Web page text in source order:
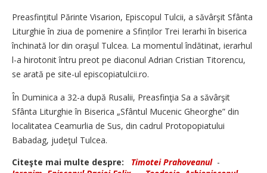
Preasfinţitul Părinte Visarion, Episcopul Tulcii, a săvârşit Sfânta
Liturghie în ziua de pomenire a Sfinților Trei Ierarhi în biserica
închinată lor din oraşul Tulcea. La momentul îndătinat, ierarhul
l-a hirotonit întru preot pe diaconul Adrian Cristian Titorencu,
se arată pe site-ul episcopiatulcii.ro.
În Duminica a 32-a după Rusalii, Preasfinţia Sa a săvârşit
Sfânta Liturghie în Biserica „Sfântul Mucenic Gheorghe” din
localitatea Ceamurlia de Sus, din cadrul Protopopiatului
Babadag, judeţul Tulcea.
Citeşte mai multe despre:
Timotei Prahoveanul-